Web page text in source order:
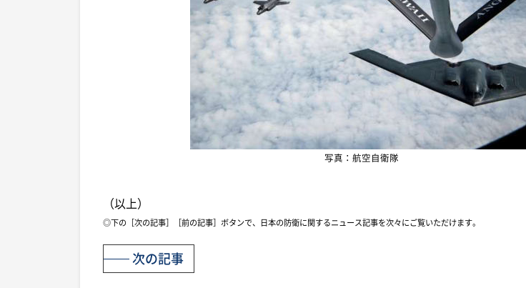
写真：航空自衛隊
（以上）
◎下の［次の記事］［前の記事］ボタンで、日本の防衛に関するニュース記事を次々にご覧いただけます。
次の記事